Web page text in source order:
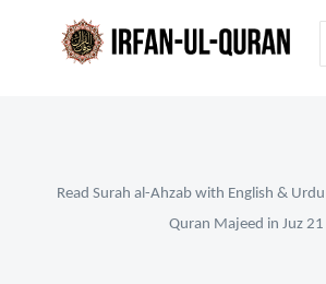
Read Surah al-Ahzab with English &
Quran Majeed in Juz